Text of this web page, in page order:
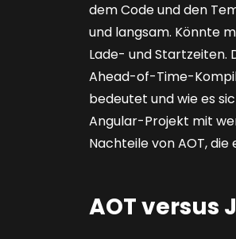
dem Code und den
und langsam. Könnte
Lade- und Startzeiten.
Ahead-of-Time-
bedeutet und wie es
Angular-Projekt mit
Nachteile von AOT,
AOT versus